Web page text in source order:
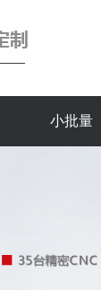
小批量